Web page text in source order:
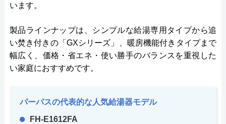
います。
製品ラインナップは、シンプルな給湯専用タイプから追
い焚き付きの「GXシリーズ」、暖房機能付きタイプまで
幅広く、価格・省エネ・使い勝手のバランスを重視した
い家庭におすすめです。
パーパスの代表的な人気給湯器モデル
FH-E1612FA